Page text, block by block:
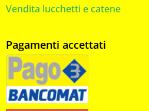
Vendita lucchetti e catene
Pagamenti accettati